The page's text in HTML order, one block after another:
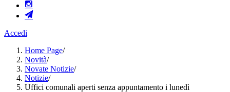
Accedi
Home Page/
Novità/
Novate Notizie/
Notizie/
Uffici comunali aperti senza appuntamento i lunedì